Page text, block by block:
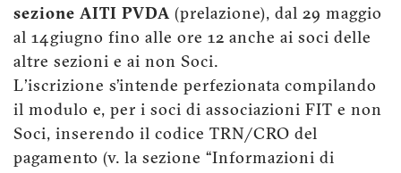
sezione AITI PVDA (prelazione), dal 29 maggio
al 14 giugno fino alle ore 12 anche ai soci delle
altre sezioni e ai non Soci.
L'iscrizione s’intende perfezionata compilando
il modulo e, per i soci di associazioni FIT e non
Soci, inserendo il codice TRN/CRO del
pagamento (v. la sezione “Informazioni di